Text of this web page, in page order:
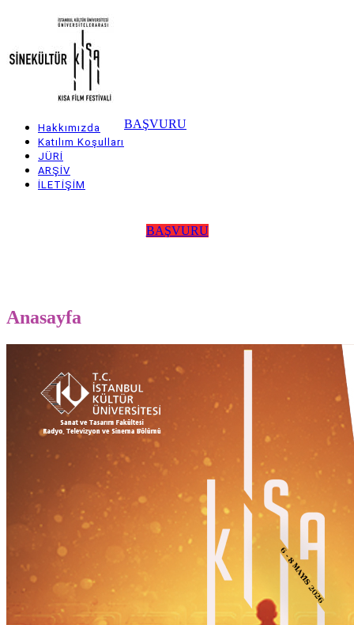
content
Main
navigation
Hakkımızda
Katılım Koşulları
JÜRİ
ARŞİV
İLETİŞİM
BAŞVURU
BAŞVURU
Anasayfa